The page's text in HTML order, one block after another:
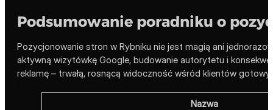
Podsumowanie poradniku o
Pozycjonowanie stron w Rybniku nie jest magią ani
aktywną wizytówkę Google, budowanie autorytetu i
reklamę – trwałą, rosnącą widoczność wśród klientów
Nazwa